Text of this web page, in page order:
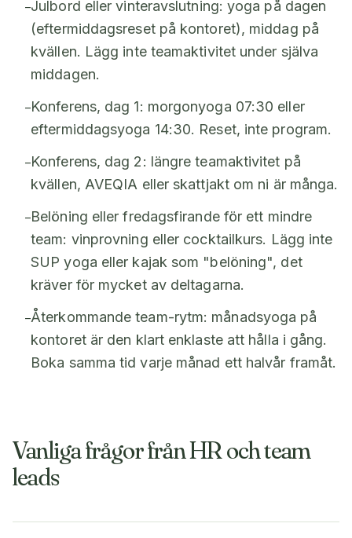
–Julbord eller vinteravslutning: yoga på dagen
(eftermiddagsreset på kontoret), middag på
kvällen. Lägg inte teamaktivitet under själva
middagen.
–Konferens, dag 1: morgonyoga 07:30 eller
eftermiddagsyoga 14:30. Reset, inte program.
–Konferens, dag 2: längre teamaktivitet på
kvällen, AVEQIA eller skattjakt om ni är många.
–Belöning eller fredagsfirande för ett mindre
team: vinprovning eller cocktailkurs. Lägg inte
SUP yoga eller kajak som "belöning", det
kräver för mycket av deltagarna.
–Återkommande team-rytm: månadsyoga på
kontoret är den klart enklaste att hålla i gång.
Boka samma tid varje månad ett halvår framåt.
Vanliga frågor från HR och team
leads